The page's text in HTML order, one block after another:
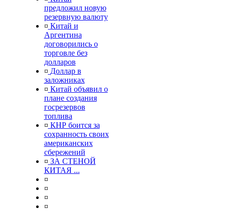
предложил новую
резервную валюту
¤ Китай и
Аргентина
договорились о
торговле без
долларов
¤ Доллар в
заложниках
¤ Китай объявил о
плане создания
госрезервов
топлива
¤ КНР боится за
сохранность своих
американских
сбережений
¤ ЗА СТЕНОЙ
КИТАЯ ...
¤
¤
¤
¤